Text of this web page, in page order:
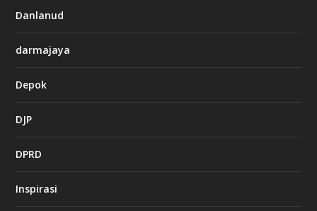
Danlanud
darmajaya
Depok
DJP
DPRD
Inspirasi